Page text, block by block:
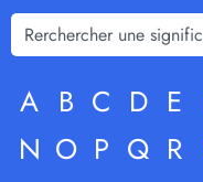
A B C D E
N O P Q R